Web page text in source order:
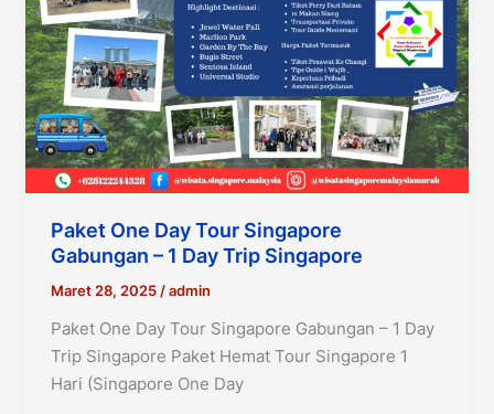
Paket One Day Tour Singapore
Gabungan – 1 Day Trip Singapore
Maret 28, 2025 /admin
Paket One Day Tour Singapore Gabungan – 1 Day
Trip Singapore Paket Hemat Tour Singapore 1
Hari (Singapore One Day